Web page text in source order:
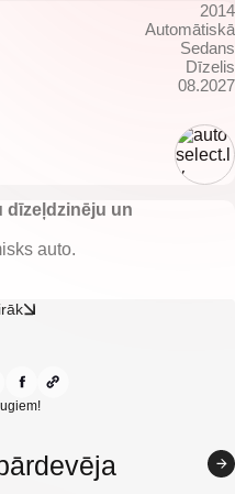
2014
Automātiskā
Sedans
Dīzelis
08.2027
dīzeļdzinēju un
auto.